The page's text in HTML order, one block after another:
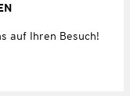
auf Ihren Besuch!